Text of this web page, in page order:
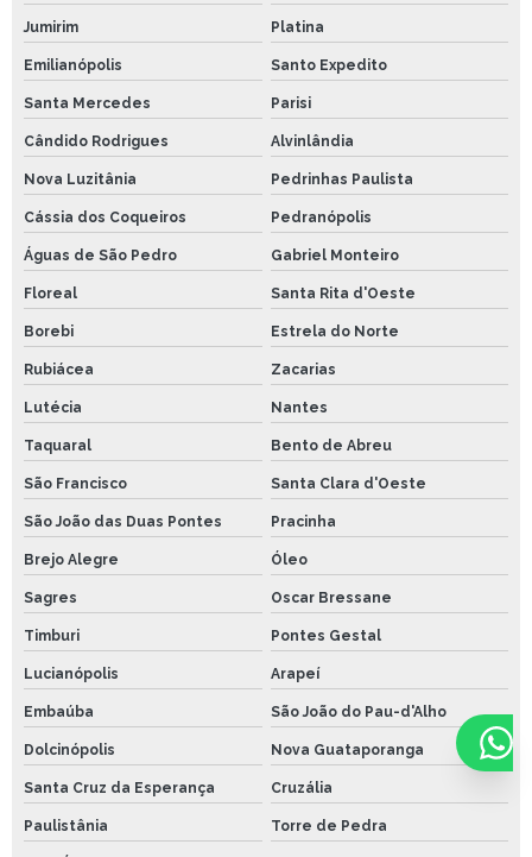
Jumirim Platina
Emilianópolis Santo Expedito
Santa Mercedes Parisi
Cândido Rodrigues Alvinlândia
Nova Luzitânia Pedrinhas Paulista
Cássia dos Coqueiros Pedranópolis
Águas de São Pedro Gabriel Monteiro
Floreal Santa Rita d'Oeste
Borebi Estrela do Norte
Rubiácea Zacarias
Lutécia Nantes
Taquaral Bento de Abreu
São Francisco Santa Clara d'Oeste
São João das Duas Pontes Pracinha
Brejo Alegre Óleo
Sagres Oscar Bressane
Timburi Pontes Gestal
Lucianópolis Arapeí
Embaúba São João do Pau-d'Alho
Dolcinópolis Nova Guataporanga
Santa Cruz da Esperança Cruzália
Paulistânia Torre de Pedra